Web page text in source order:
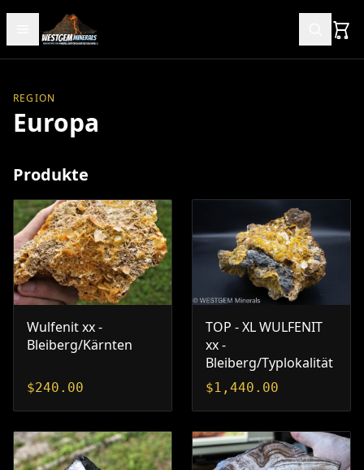
REGION
Europa
Produkte
Wulfenit xx -
Bleiberg/Kärnten
$240.00
TOP - XL WULFENIT
xx -
Bleiberg/Typlokalität
$1,440.00